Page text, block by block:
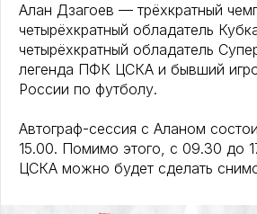
Алан Дзагоев — трёхкратный
четырёхкратный обладатель
четырёхкратный обладатель
легенда ПФК ЦСКА и бывший
России по футболу.
Автограф-сессия с Аланом
15.00. Помимо этого, с 09.30 до
ЦСКА можно будет сделать